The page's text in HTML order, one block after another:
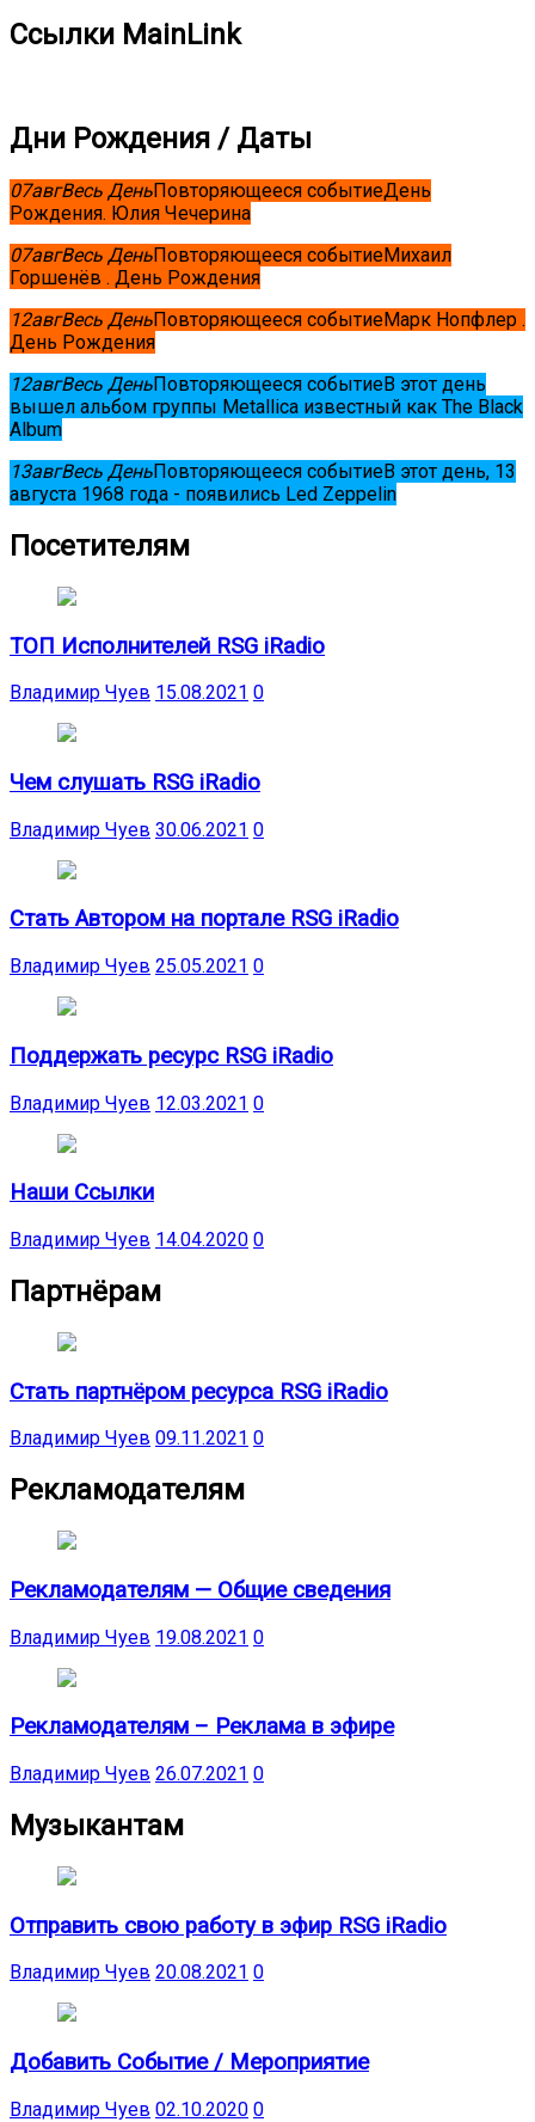
Ссылки MainLink
Дни Рождения / Даты
07авгВесь ДеньПовторяющееся событиеДень
Рождения. Юлия Чечерина
07авгВесь ДеньПовторяющееся событиеМихаил
Горшенёв . День Рождения
12авгВесь ДеньПовторяющееся событиеМарк Нопфлер .
День Рождения
12авгВесь ДеньПовторяющееся событиеВ этот день
вышел альбом группы Metallica известный как The Black
Album
13авгВесь ДеньПовторяющееся событиеВ этот день, 13
августа 1968 года - появились Led Zeppelin
Посетителям
ТОП Исполнителей RSG iRadio
Владимир Чуев 15.08.2021 0
Чем слушать RSG iRadio
Владимир Чуев 30.06.2021 0
Стать Автором на портале RSG iRadio
Владимир Чуев 25.05.2021 0
Поддержать ресурс RSG iRadio
Владимир Чуев 12.03.2021 0
Наши Ссылки
Владимир Чуев 14.04.2020 0
Партнёрам
Стать партнёром ресурса RSG iRadio
Владимир Чуев 09.11.2021 0
Рекламодателям
Рекламодателям — Общие сведения
Владимир Чуев 19.08.2021 0
Рекламодателям – Реклама в эфире
Владимир Чуев 26.07.2021 0
Музыкантам
Отправить свою работу в эфир RSG iRadio
Владимир Чуев 20.08.2021 0
Добавить Событие / Мероприятие
Владимир Чуев 02.10.2020 0